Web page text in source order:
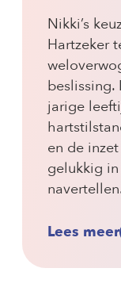
Nikki’s
Hartzeker
beslissing.
jarige
en de
gelukkig
Lees meer